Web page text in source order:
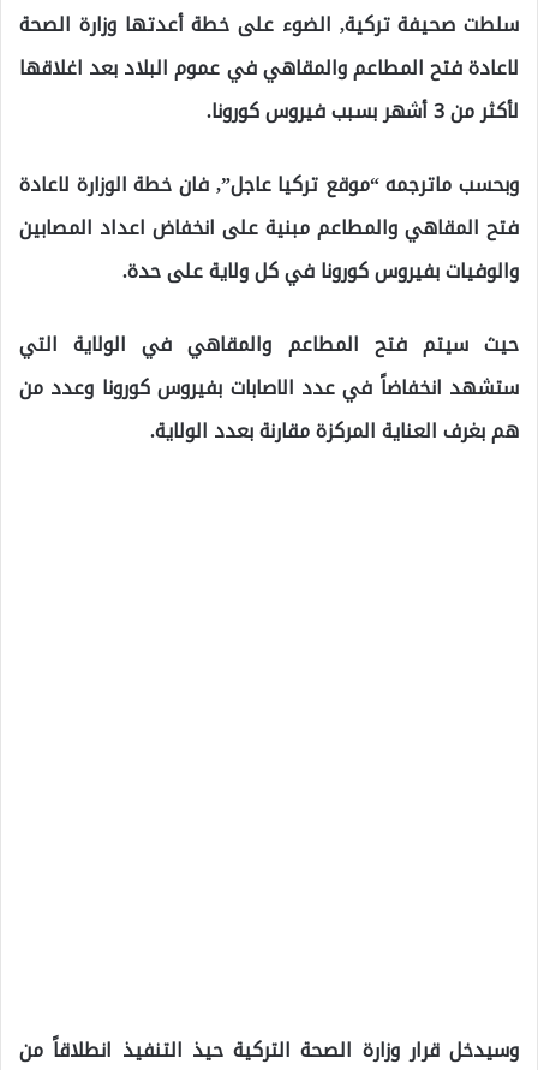
سلطت صحيفة تركية, الضوء على خطة أعدتها وزارة الصحة
لاعادة فتح المطاعم والمقاهي في عموم البلاد بعد اغلاقها
لأكثر من 3 أشهر بسبب فيروس كورونا.
وبحسب ماترجمه “موقع تركيا عاجل”, فان خطة الوزارة لاعادة
فتح المقاهي والمطاعم مبنية على انخفاض اعداد المصابين
والوفيات بفيروس كورونا في كل ولاية على حدة.
حيث سيتم فتح المطاعم والمقاهي في الولاية التي
ستشهد انخفاضاً في عدد الاصابات بفيروس كورونا وعدد من
هم بغرف العناية المركزة مقارنة بعدد الولاية.
وسيدخل قرار وزارة الصحة التركية حيذ التنفيذ انطلاقاً من